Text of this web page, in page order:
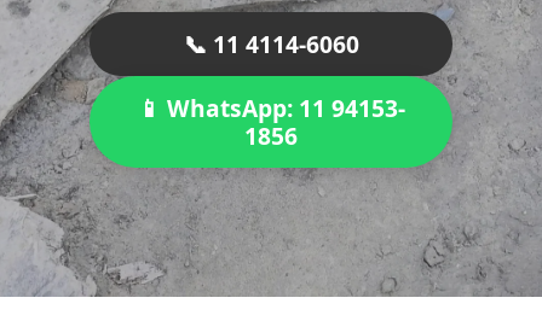
📞 11 4114-6060
📱 WhatsApp: 11 94153-
1856